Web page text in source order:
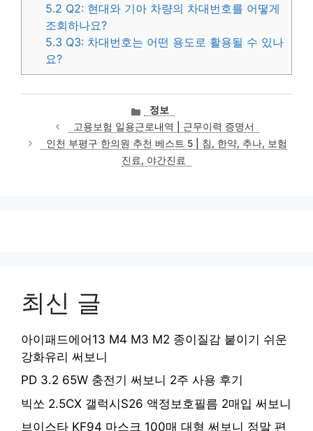
5.2 Q2: 현대와 기아 차량의 차대번호를 어떻게
조회하나요?
5.3 Q3: 차대번호는 어떤 용도로 활용될 수 있나
요?
카
테
고
리
정보
고용보험 일용근로내역 | 근무이력 증명서
인천 부평구 한의원 추천 베스트 5 | 침, 한약, 추나, 보험
진료, 야간진료
최신 글
아이패드에어13 M4 M3 M2 종이질감 붙이기 쉬운
강화유리 써보니
PD 3.2 65W 충전기 써보니 2주 사용 후기
빅쏘 2.5CX 갤럭시S26 액정보호필름 2매입 써보니
브이스타 KF94 마스크 100매 대형 써보니 정말 편